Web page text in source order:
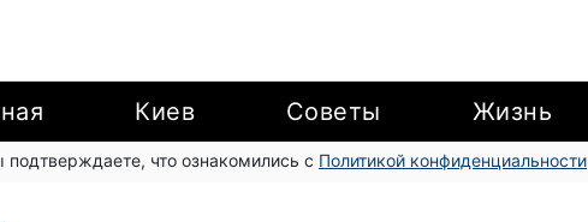
Киев Советы Жизнь
что ознакомились с Политикой конфиденциальности